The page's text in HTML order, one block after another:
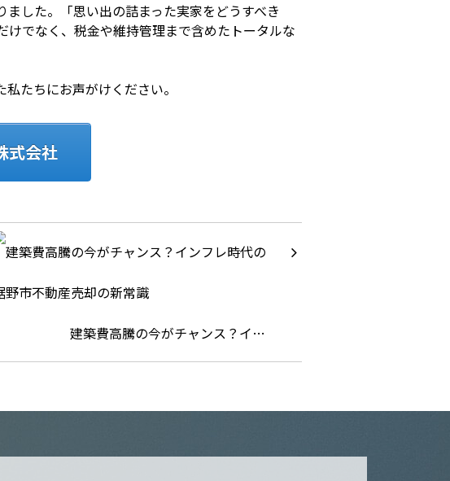
した。「思い出の詰まった実家をどうすべき
でなく、税金や維持管理まで含めたトータルな
たちにお声がけください。
式会社
建築費高騰の今がチャンス？イ…